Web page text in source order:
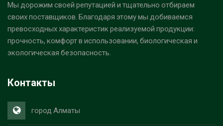
Мы дорожим своей репутацией и тщательно отбираем
своих поставщиков. Благодаря этому мы добиваемся
превосходных характеристик реализуемой продукции:
прочность, комфорт в использовании, биологическая и
экологическая безопасность.
Контакты
город Алматы